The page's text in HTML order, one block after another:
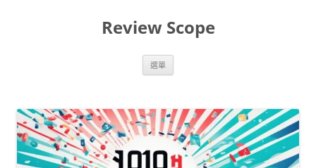
Review Scope
選單